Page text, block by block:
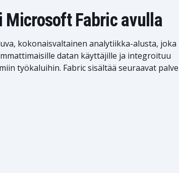
Fabric avulla
kokonaisvaltainen analytiikka-alusta, joka
datan käyttäjille ja integroituu
työkaluihin. Fabric sisältää seuraavat